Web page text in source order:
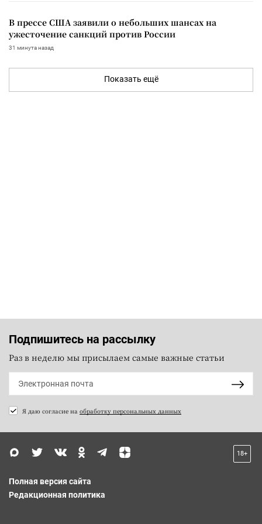
В прессе США заявили о небольших шансах на
ужесточение санкций против России
31 минута назад
Показать ещё
Подпишитесь на рассылку
Раз в неделю мы присылаем самые важные статьи
Я даю согласие на обработку персональных данных
18+
Полная версия сайта
Редакционная политика